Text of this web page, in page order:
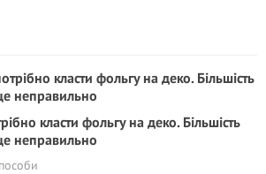
класти фольгу на деко. Більшість
неправильно